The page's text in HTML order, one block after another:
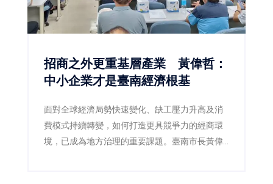
招商之外更重基層產業 黃偉哲：
中小企業才是臺南經濟根基
面對全球經濟局勢快速變化、缺工壓力升高及消
費模式持續轉變，如何打造更具競爭力的經商環
境，已成為地方治理的重要課題。臺南市長黃偉